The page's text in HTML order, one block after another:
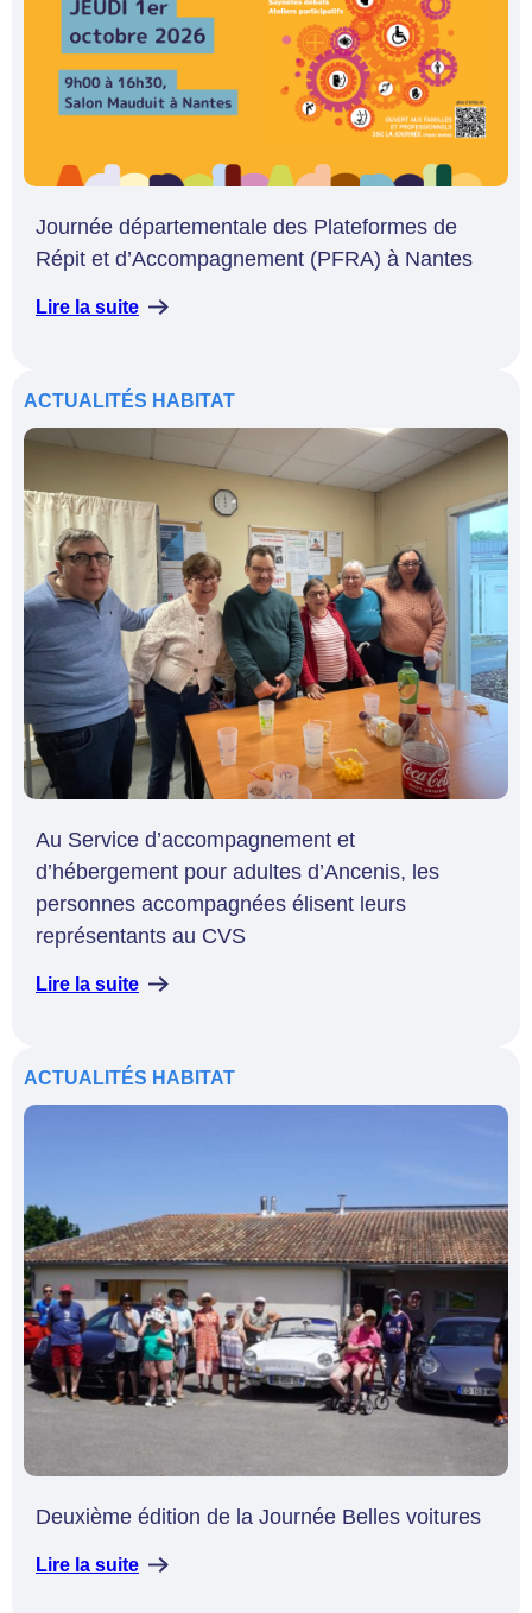
Journée départementale des Plateformes de
Répit et d’Accompagnement (PFRA) à Nantes
Lire la suite
ACTUALITÉS HABITAT
Au Service d’accompagnement et
d’hébergement pour adultes d’Ancenis, les
personnes accompagnées élisent leurs
représentants au CVS
Lire la suite
ACTUALITÉS HABITAT
Deuxième édition de la Journée Belles voitures
Lire la suite